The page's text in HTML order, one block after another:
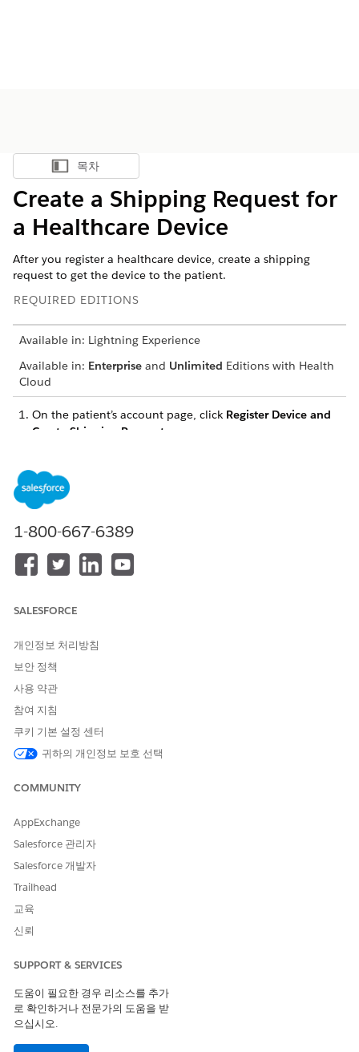
목차 표시
목차
Create a Shipping Request for
a Healthcare Device
After you register a healthcare device, create a shipping
request to get the device to the patient.
REQUIRED EDITIONS
Available in: Lightning Experience
Available in: Enterprise and Unlimited Editions with Health
Cloud
On the patient’s account page, click Register Device and
Create Shipping Request
Add shipping information for the devices to ship.
Click the
Add the shipping information and click
Save your changes.
이 기사를 통해 문제를 해결했습니까?
1-800-667-6389
SALESFORCE
개인정보 처리방침
보안 정책
사용 약관
참여 지침
쿠키 기본 설정 센터
귀하의 개인정보 보호 선택
COMMUNITY
AppExchange
Salesforce 관리자
Salesforce 개발자
Trailhead
교육
신뢰
SUPPORT & SERVICES
도움이 필요한 경우 리소스를 추가
로 확인하거나 전문가의 도움을 받
으십시오.